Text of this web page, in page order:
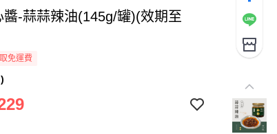
醬-蒜蒜辣油(145g/罐)(效期至
免運費
)